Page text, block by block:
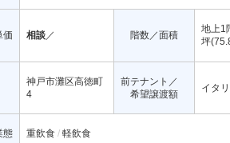
価 相談／ 階数／面積
地上1
坪
神戸市灘区高徳町
4
前テナント／
希望譲渡額
イタ
態 重飲食 軽飲食